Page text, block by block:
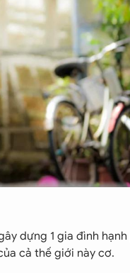
dựng 1 gia đình
cả thế giới này cơ.